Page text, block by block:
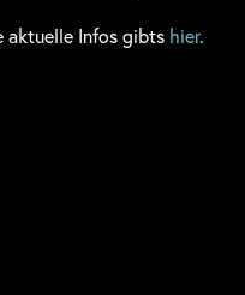
aktuelle Infos gibts hier.